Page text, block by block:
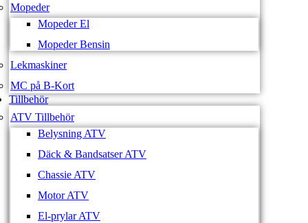
Mopeder
Mopeder El
Mopeder Bensin
Lekmaskiner
MC på B-Kort
Tillbehör
ATV Tillbehör
Belysning ATV
Däck & Bandsatser ATV
Chassie ATV
Motor ATV
El-prylar ATV